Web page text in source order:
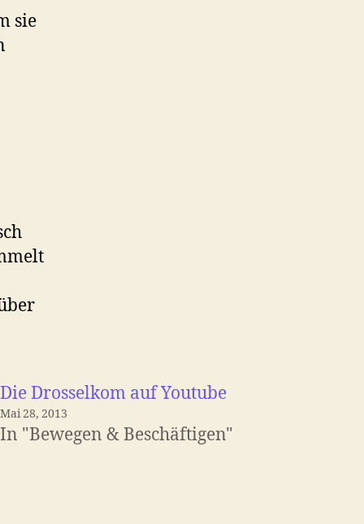
sie
Die Drosselkom auf Youtube
Mai 28, 2013
In "Bewegen & Beschäftigen"